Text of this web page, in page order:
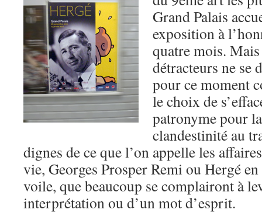
Grand Palais
exposition à
quatre mois.
détracteurs ne se
pour ce moment
le choix de
patronyme pour
clandestinité au
dignes de ce que l’on appelle les
vie, Georges Prosper Remi ou Hergé
voile, que beaucoup se complairont à
interprétation ou d’un mot d’esprit.